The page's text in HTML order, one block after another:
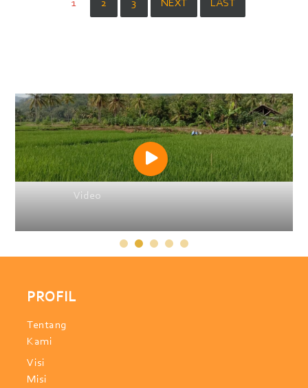
1 (CURRENT)
2 3 NEXT LAST
Video
PROFIL
Tentang
Kami
Visi
Misi